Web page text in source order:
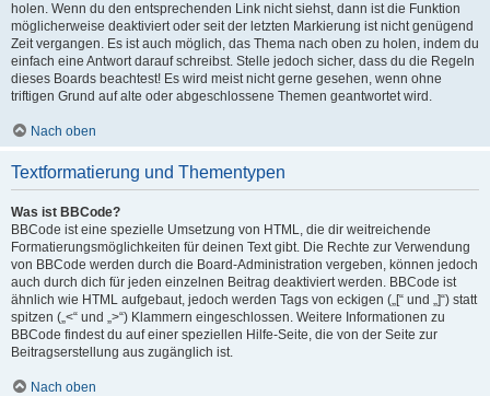
holen. Wenn du den entsprechenden Link nicht siehst, dann ist die Funktion
möglicherweise deaktiviert oder seit der letzten Markierung ist nicht genügend
Zeit vergangen. Es ist auch möglich, das Thema nach oben zu holen, indem du
einfach eine Antwort darauf schreibst. Stelle jedoch sicher, dass du die Regeln
dieses Boards beachtest! Es wird meist nicht gerne gesehen, wenn ohne
triftigen Grund auf alte oder abgeschlossene Themen geantwortet wird.
Nach oben
Textformatierung und Thementypen
Was ist BBCode?
BBCode ist eine spezielle Umsetzung von HTML, die dir weitreichende
Formatierungsmöglichkeiten für deinen Text gibt. Die Rechte zur Verwendung
von BBCode werden durch die Board-Administration vergeben, können jedoch
auch durch dich für jeden einzelnen Beitrag deaktiviert werden. BBCode ist
ähnlich wie HTML aufgebaut, jedoch werden Tags von eckigen („[“ und „]“) statt
spitzen („<“ und „>“) Klammern eingeschlossen. Weitere Informationen zu
BBCode findest du auf einer speziellen Hilfe-Seite, die von der Seite zur
Beitragserstellung aus zugänglich ist.
Nach oben